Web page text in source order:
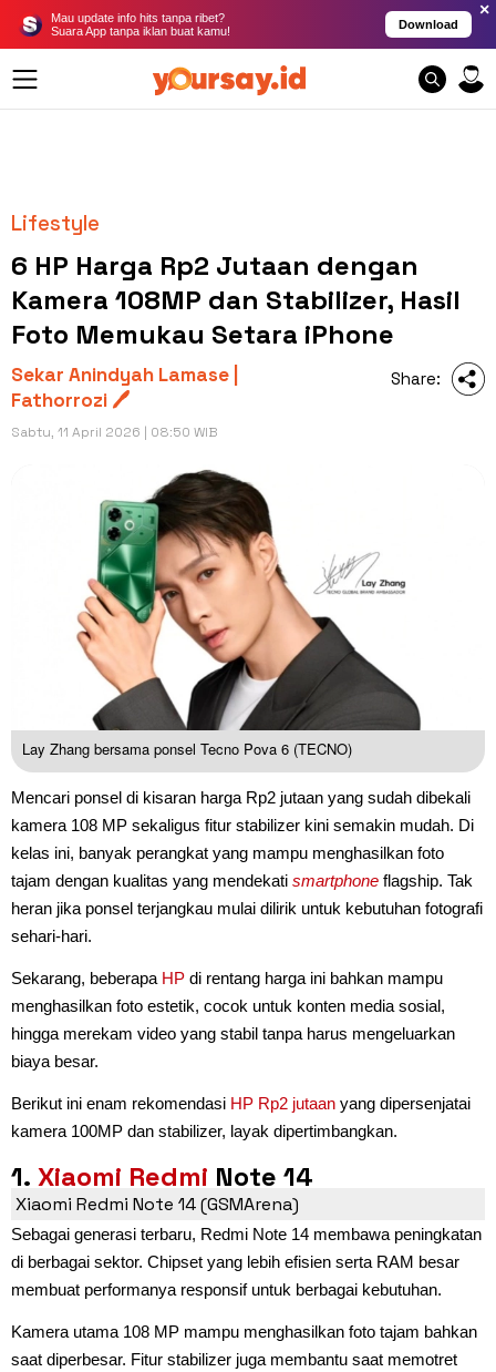
Mau update info hits tanpa ribet?
Suara App tanpa iklan buat kamu!
Download
×
Lifestyle
6 HP Harga Rp2 Jutaan dengan
Kamera 108MP dan Stabilizer, Hasil
Foto Memukau Setara iPhone
Sekar Anindyah Lamase |
Fathorrozi 🖊️
Sabtu, 11 April 2026 | 08:50 WIB
Share:
Lay Zhang bersama ponsel Tecno Pova 6 (TECNO)
Mencari ponsel di kisaran harga Rp2 jutaan yang sudah dibekali
kamera 108 MP sekaligus fitur stabilizer kini semakin mudah. Di
kelas ini, banyak perangkat yang mampu menghasilkan foto
tajam dengan kualitas yang mendekati smartphone flagship. Tak
heran jika ponsel terjangkau mulai dilirik untuk kebutuhan fotografi
sehari-hari.
Sekarang, beberapa HP di rentang harga ini bahkan mampu
menghasilkan foto estetik, cocok untuk konten media sosial,
hingga merekam video yang stabil tanpa harus mengeluarkan
biaya besar.
Berikut ini enam rekomendasi HP Rp2 jutaan yang dipersenjatai
kamera 100MP dan stabilizer, layak dipertimbangkan.
1. Xiaomi Redmi Note 14
Xiaomi Redmi Note 14 (GSMArena)
Sebagai generasi terbaru, Redmi Note 14 membawa peningkatan
di berbagai sektor. Chipset yang lebih efisien serta RAM besar
membuat performanya responsif untuk berbagai kebutuhan.
Kamera utama 108 MP mampu menghasilkan foto tajam bahkan
saat diperbesar. Fitur stabilizer juga membantu saat memotret